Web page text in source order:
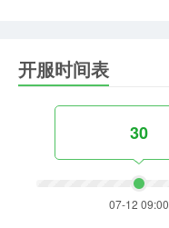
开服时间表
30
07-12 09:00